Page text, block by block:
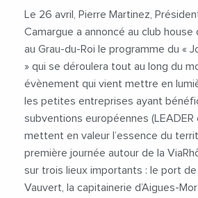
Le 26 avril, Pierre Martinez,
Camargue a annoncé au club house
au Grau-du-Roi le programme du «
» qui se déroulera tout au long du
évènement qui vient mettre en
les petites entreprises ayant
subventions européennes (LEADER
mettent en valeur l’essence du
première journée autour de la
sur trois lieux importants : le port de
Vauvert, la capitainerie d’Aigues-